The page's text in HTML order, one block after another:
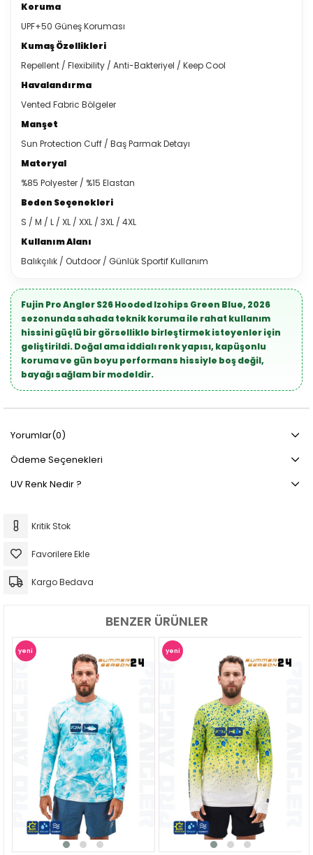
Koruma
UPF+50 Güneş Koruması
Kumaş Özellikleri
Repellent / Flexibility / Anti-Bakteriyel / Keep Cool
Havalandırma
Vented Fabric Bölgeler
Manşet
Sun Protection Cuff / Baş Parmak Detayı
Materyal
%85 Polyester / %15 Elastan
Beden Seçenekleri
S / M / L / XL / XXL / 3XL / 4XL
Kullanım Alanı
Balıkçılık / Outdoor / Günlük Sportif Kullanım
Fujin Pro Angler S26 Hooded Izohips Green Blue, 2026
sezonunda sahada teknik koruma ile rahat kullanım
hissini güçlü bir görsellikle birleştirmek isteyenler için
geliştirildi. Doğal ama iddialı renk yapısı, kapüşonlu
koruma ve gün boyu performans hissiyle boş değil,
bayağı sağlam bir modeldir.
Yorumlar(0)
Ödeme Seçenekleri
UV Renk Nedir ?
Kritik Stok
Favorilere Ekle
Kargo Bedava
BENZER ÜRÜNLER
yeni yeni